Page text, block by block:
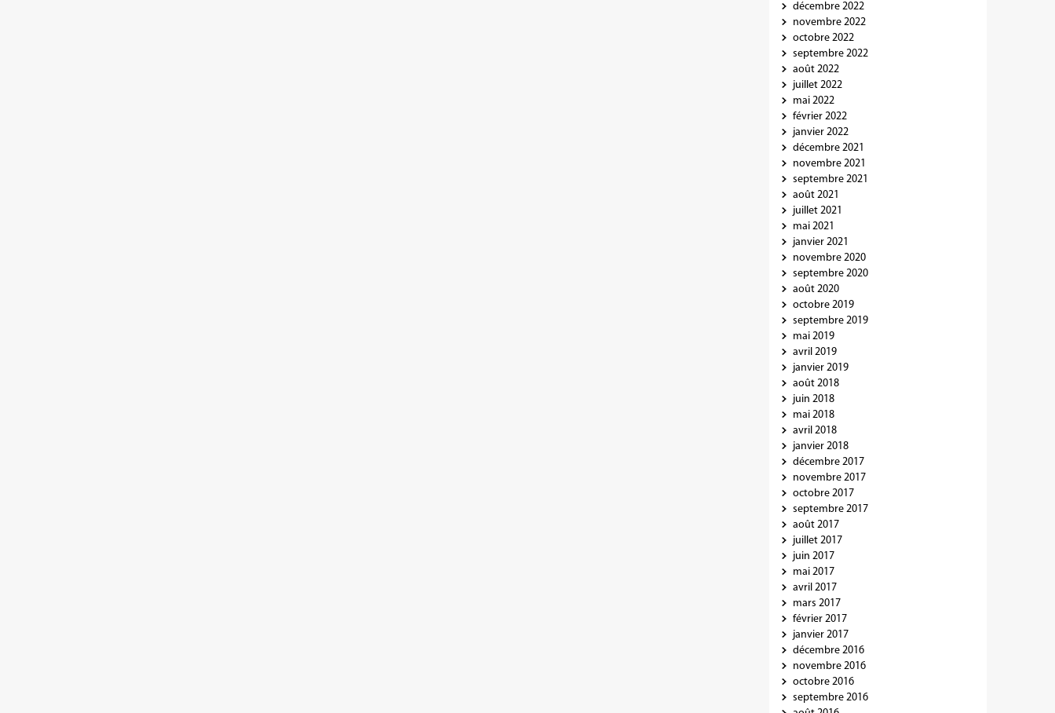
décembre 2022
novembre 2022
octobre 2022
septembre 2022
août 2022
juillet 2022
mai 2022
février 2022
janvier 2022
décembre 2021
novembre 2021
septembre 2021
août 2021
juillet 2021
mai 2021
janvier 2021
novembre 2020
septembre 2020
août 2020
octobre 2019
septembre 2019
mai 2019
avril 2019
janvier 2019
août 2018
juin 2018
mai 2018
avril 2018
janvier 2018
décembre 2017
novembre 2017
octobre 2017
septembre 2017
août 2017
juillet 2017
juin 2017
mai 2017
avril 2017
mars 2017
février 2017
janvier 2017
décembre 2016
novembre 2016
octobre 2016
septembre 2016